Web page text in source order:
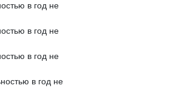
в год не
в год не
в год не
в год не